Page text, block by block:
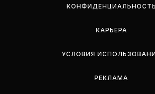
КОНФИДЕНЦИАЛЬНОСТЬ
КАРЬЕРА
УСЛОВИЯ
РЕКЛАМА